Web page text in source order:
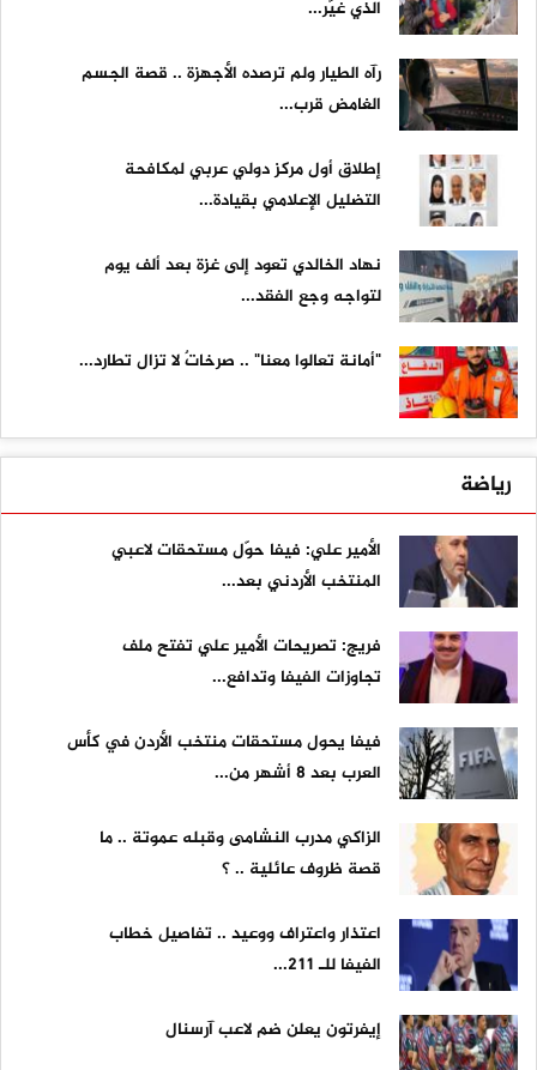
الذي غيّر...
رآه الطيار ولم ترصده الأجهزة .. قصة الجسم
الغامض قرب...
إطلاق أول مركز دولي عربي لمكافحة
التضليل الإعلامي بقيادة...
نهاد الخالدي تعود إلى غزة بعد ألف يوم
لتواجه وجع الفقد...
"أمانة تعالوا معنا" .. صرخاتٌ لا تزال تطارد...
رياضة
الأمير علي: فيفا حوّل مستحقات لاعبي
المنتخب الأردني بعد...
فريج: تصريحات الأمير علي تفتح ملف
تجاوزات الفيفا وتدافع...
فيفا يحول مستحقات منتخب الأردن في كأس
العرب بعد 8 أشهر من...
الزاكي مدرب النشامى وقبله عموتة .. ما
قصة ظروف عائلية .. ؟
اعتذار واعتراف ووعيد .. تفاصيل خطاب
الفيفا للـ 211...
إيفرتون يعلن ضم لاعب آرسنال